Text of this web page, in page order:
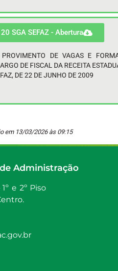
SGA SEFAZ - Abertura
DE VAGAS E
DE FISCAL DA RECEITA
DE 22 DE JUNHO DE 2009
em 13/03/2026 às 09:15
Administração
e 2º Piso